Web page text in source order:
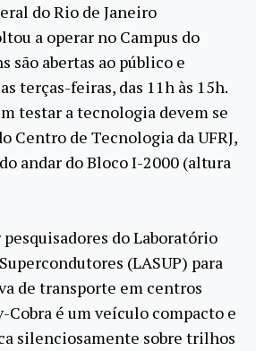
do Rio de Janeiro
a operar no Campus do
são abertas ao público e
terças-feiras, das 11h às 15h.
testar a tecnologia devem se
Centro de Tecnologia da UFRJ,
andar do Bloco I-2000 (altura
do Laboratório
(LASUP) para
de transporte em centros
Cobra é um veículo compacto e
silenciosamente sobre trilhos